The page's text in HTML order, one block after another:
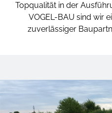
Topqualität in der
VOGEL-BAU sind wir
zuverlässiger